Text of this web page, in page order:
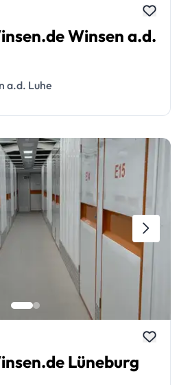
Winsen a.d.
a.d. Luhe
Lüneburg